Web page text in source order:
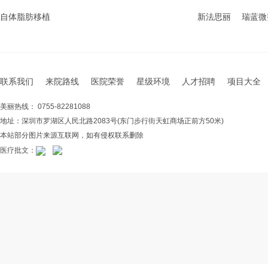
自体脂肪移植 新法思丽 瑞蓝
联系我们 来院路线 医院荣誉 星级环境 人才招聘 项目大全
美丽热线： 0755-82281088
地址：深圳市罗湖区人民北路2083号(东门步行街天虹商场正前方50米)
本站部分图片来源互联网，如有侵权联系删除
医疗批文：